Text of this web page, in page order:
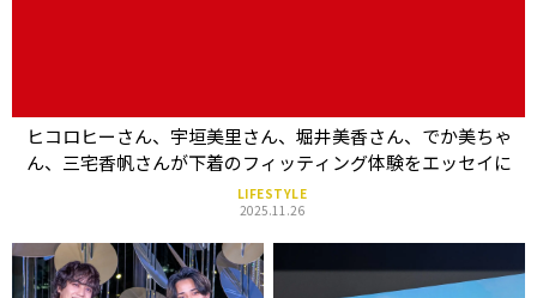
ヒコロヒーさん、宇垣美里さん、堀井美香さん、でか美ちゃ
ん、三宅香帆さんが下着のフィッティング体験をエッセイに
LIFESTYLE
2025.11.26